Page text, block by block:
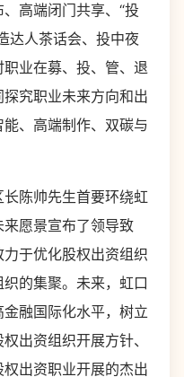
高端闭门共享、“投
达人茶话会、投中夜
业在募、投、管、退
究职业未来方向和出
、高端制作、双碳与
陈帅先生首要环绕虹
愿景宣布了领导致
于优化股权出资组织
的集聚。未来，虹口
融国际化水平，树立
出资组织开展方针、
出资职业开展的杰出